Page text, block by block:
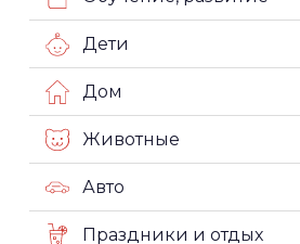
Дети
Дом
Животные
Авто
Праздники и отдых